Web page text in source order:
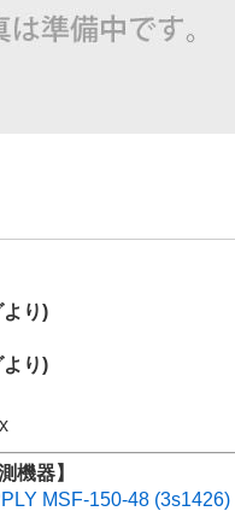
り)
り)
機器】
MSF-150-48 (3s1426)